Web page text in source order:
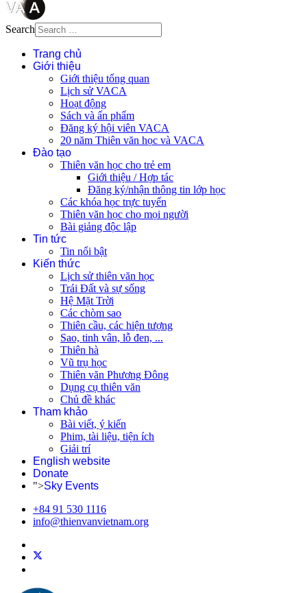
Search
Trang chủ
Giới thiệu
Giới thiệu tổng quan
Lịch sử VACA
Hoạt động
Sách và ấn phẩm
Đăng ký hội viên VACA
20 năm Thiên văn học và VACA
Đào tạo
Thiên văn học cho trẻ em
Giới thiệu / Hợp tác
Đăng ký/nhận thông tin lớp học
Các khóa học trực tuyến
Thiên văn học cho mọi người
Bài giảng độc lập
Tin tức
Tin nổi bật
Kiến thức
Lịch sử thiên văn học
Trái Đất và sự sống
Hệ Mặt Trời
Các chòm sao
Thiên cầu, các hiện tượng
Sao, tinh vân, lỗ đen, ...
Thiên hà
Vũ trụ học
Thiên văn Phương Đông
Dụng cụ thiên văn
Chủ đề khác
Tham khảo
Bài viết, ý kiến
Phim, tài liệu, tiện ích
Giải trí
English website
Donate
">Sky Events
+84 91 530 1116
info@thienvanvietnam.org